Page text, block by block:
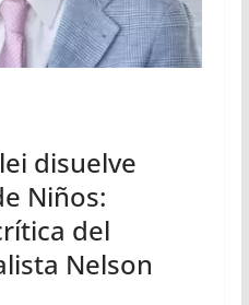
disuelve
Niños:
del
Nelson